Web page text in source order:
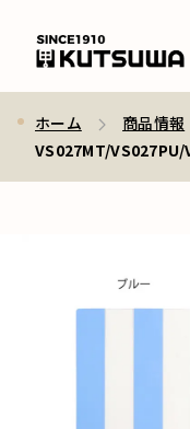
ホーム 商品情報
VS027MT/VS027PU/